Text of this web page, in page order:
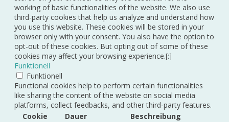
working of basic functionalities of the website. We also use
third-party cookies that help us analyze and understand how
you use this website. These cookies will be stored in your
browser only with your consent. You also have the option to
opt-out of these cookies. But opting out of some of these
cookies may affect your browsing experience.[:]
Funktionell
Funktionell
Functional cookies help to perform certain functionalities
like sharing the content of the website on social media
platforms, collect feedbacks, and other third-party features.
Cookie
Dauer Beschreibung